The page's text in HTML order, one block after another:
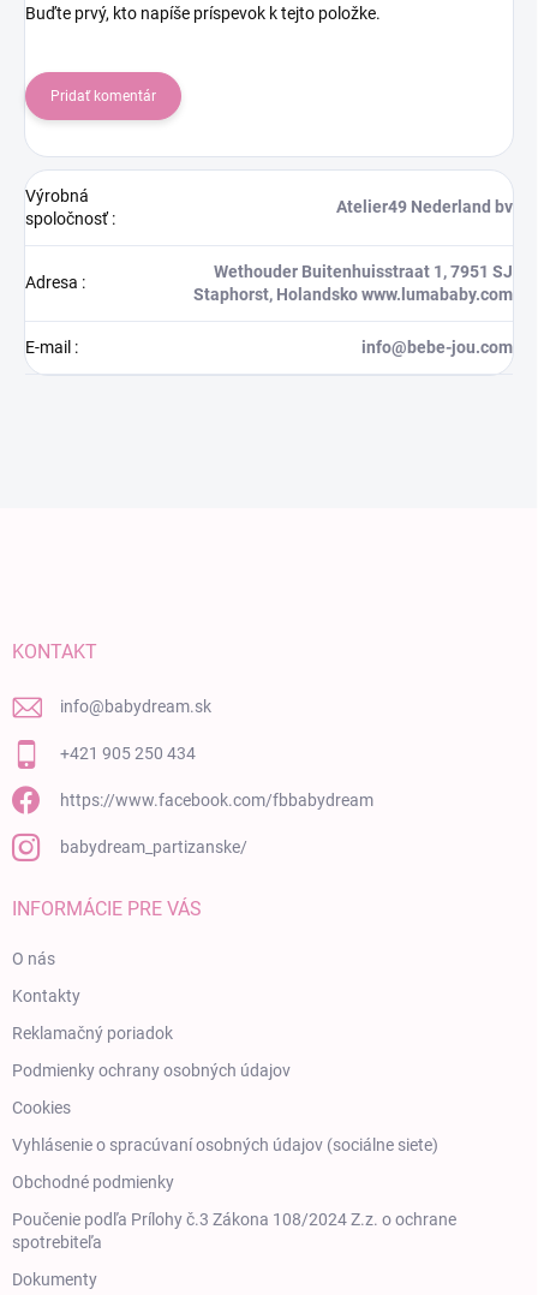
Buďte prvý, kto napíše príspevok k tejto položke.
Pridať komentár
Výrobná
spoločnosť:
Atelier49 Nederland bv
Adresa :
Wethouder Buitenhuisstraat 1, 7951 SJ
Staphorst, Holandsko www.lumababy.com
E-mail : info@bebe-jou.com
KONTAKT
info@babydream.sk
+421 905 250 434
https://www.facebook.com/fbbabydream
babydream_partizanske/
INFORMÁCIE PRE VÁS
O nás
Kontakty
Reklamačný poriadok
Podmienky ochrany osobných údajov
Cookies
Vyhlásenie o spracúvaní osobných údajov (sociálne siete)
Obchodné podmienky
Poučenie podľa Prílohy č.3 Zákona 108/2024 Z.z. o ochrane
spotrebiteľa
Dokumenty